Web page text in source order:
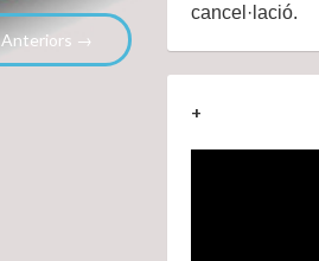
Anteriors →
cancel·lació.
+